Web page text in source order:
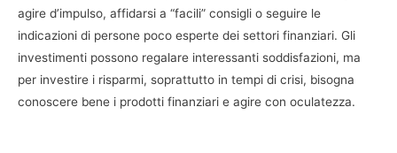
agire d’impulso, affidarsi a “facili” consigli o seguire le
indicazioni di persone poco esperte dei settori finanziari. Gli
investimenti possono regalare interessanti soddisfazioni, ma
per investire i risparmi, soprattutto in tempi di crisi, bisogna
conoscere bene i prodotti finanziari e agire con oculatezza.